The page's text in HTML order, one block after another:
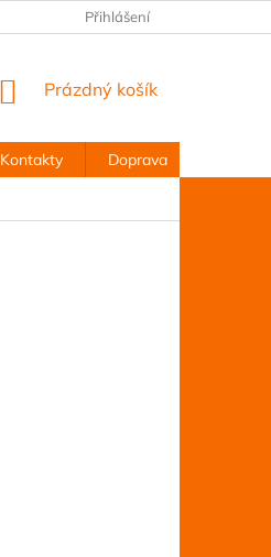
Přihlášení
NÁKUPNÍ
Prázdný košík
Kontakty Doprava